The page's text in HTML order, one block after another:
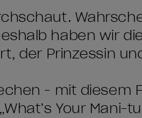
haben wir
der Prinzessin
- mit diesem
Your Mani-